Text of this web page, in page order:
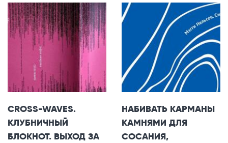
CROSS-WAVES.
КЛУБНИЧНЫЙ
БЛОКНОТ. ВЫХОД ЗА
НАБИВАТЬ КАРМАНЫ
КАМНЯМИ ДЛЯ
СОСАНИЯ,